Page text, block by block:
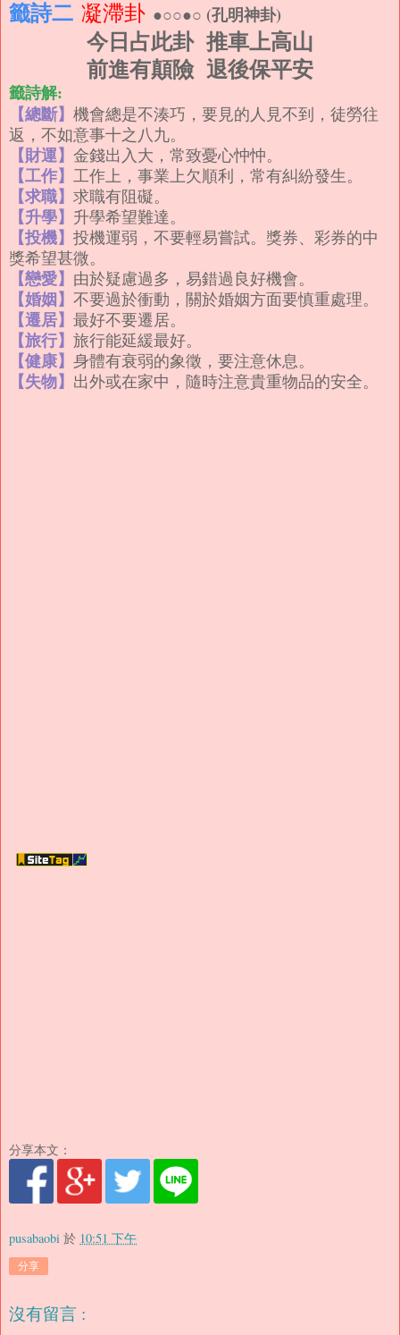
籤詩二 凝滯卦 ●○○●○ (孔明神卦)
今日占此卦 推車上高山
前進有顛險 退後保平安
籤詩解:
【總斷】 機會總是不湊巧，要見的人見不到，徒勞往
返，不如意事十之八九。
【財運】 金錢出入大，常致憂心忡忡。
【工作】 工作上，事業上欠順利，常有糾紛發生。
【求職】 求職有阻礙。
【升學】 升學希望難達。
【投機】 投機運弱，不要輕易嘗試。獎券、彩券的中
獎希望甚微。
【戀愛】 由於疑慮過多，易錯過良好機會。
【婚姻】 不要過於衝動，關於婚姻方面要慎重處理。
【遷居】 最好不要遷居。
【旅行】 旅行能延緩最好。
【健康】 身體有衰弱的象徵，要注意休息。
【失物】 出外或在家中，隨時注意貴重物品的安全。
分享本文：
pusabaobi 於 10:51 下午
分享
沒有留言 :